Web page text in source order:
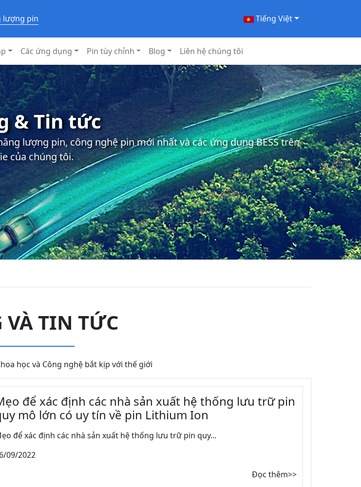
lượng pin Tiếng Việt
Các ứng dụng Pin tùy chỉnh Blog Liên hệ chúng tôi
& Tin tức
lượng pin, công nghệ pin mới nhất và các ứng dụng BESS trên
của chúng tôi.
VÀ TIN TỨC
học và Công nghệ bắt kịp với thế giới
để xác định các nhà sản xuất hệ thống lưu trữ pin
mô lớn có uy tín về pin Lithium Ion
để xác định các nhà sản xuất hệ thống lưu trữ pin quy...
09/2022
Đọc thêm>>